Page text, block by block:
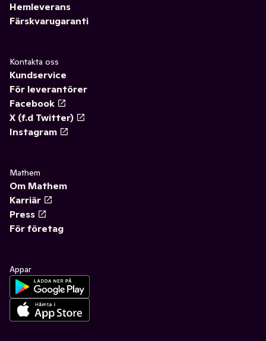
Hemleverans
Färskvarugaranti
Kontakta oss
Kundservice
För leverantörer
Facebook
X (f.d Twitter)
Instagram
Mathem
Om Mathem
Karriär
Press
För företag
Appar